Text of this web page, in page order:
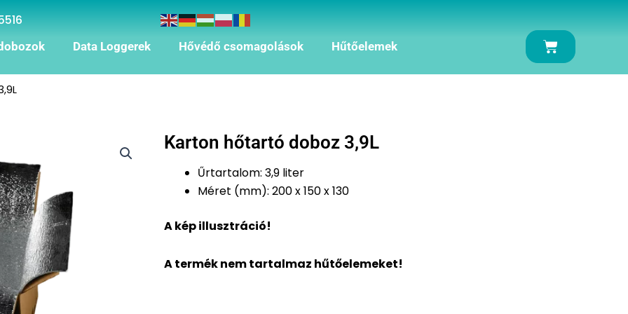
Data Loggerek Hővédő csomagolások Hűtőelemek Kosár
Karton hőtartó doboz 3,9L
Űrtartalom: 3,9 liter
Méret (mm): 200 x 150 x 130
A kép illusztráció!
A termék nem tartalmaz hűtőelemeket!